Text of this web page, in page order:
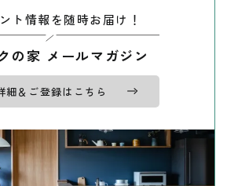
ト情報を随時お届け！
の家 メールマガジン
細＆ご登録はこちら